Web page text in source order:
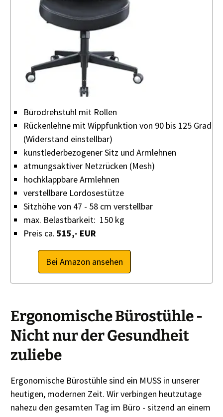
Bürodrehstuhl mit Rollen
Rückenlehne mit Wippfunktion von 90 bis 125 Grad
(Widerstand einstellbar)
kunstlederbezogener Sitz und Armlehnen
atmungsaktiver Netzrücken (Mesh)
hochklappbare Armlehnen
verstellbare Lordosestütze
Sitzhöhe von 47 - 58 cm verstellbar
max. Belastbarkeit: 150 kg
Preis ca. 515,- EUR
Bei Amazon ansehen
Ergonomische Bürostühle -
Nicht nur der Gesundheit
zuliebe
Ergonomische Bürostühle sind ein MUSS in unserer
heutigen, modernen Zeit. Wir verbingen heutzutage
nahezu den gesamten Tag im Büro - sitzend an einem